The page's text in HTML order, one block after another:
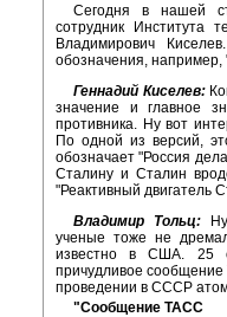
Сегодня в нашей
сотрудник Института
Владимирович
обозначения, например,
Геннадий Киселев:
значение и главное
противника. Ну вот
По одной из версий,
обозначает "Россия
Сталину и Сталин
"Реактивный двигатель
Владимир Тольц:
ученые тоже не
известно в США. 25
причудливое
проведении в СССР
"Сообщение ТАСС